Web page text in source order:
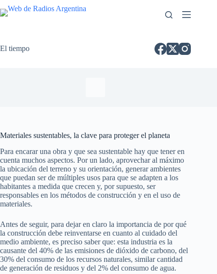
El tiempo
Materiales sustentables, la clave para proteger el planeta
Para encarar una obra y que sea sustentable hay que tener en
cuenta muchos aspectos. Por un lado, aprovechar al máximo
la ubicación del terreno y su orientación, generar ambientes
que puedan ser de múltiples usos para que se adapten a los
habitantes a medida que crecen y, por supuesto, ser
responsables en los métodos de construcción y en el uso de
materiales.
Antes de seguir, para dejar en claro la importancia de por qué
la construcción debe reinventarse en cuanto al cuidado del
medio ambiente, es preciso saber que: esta industria es la
causante del 40% de las emisiones de dióxido de carbono, del
30% del consumo de los recursos naturales, similar cantidad
de generación de residuos y del 2% del consumo de agua.